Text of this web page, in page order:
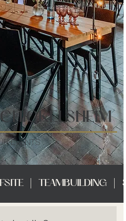
EVENTS
|   TEAMBUILDING   |